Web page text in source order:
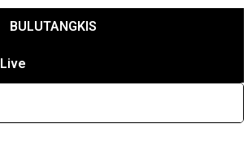
BULUTANGKIS
Live